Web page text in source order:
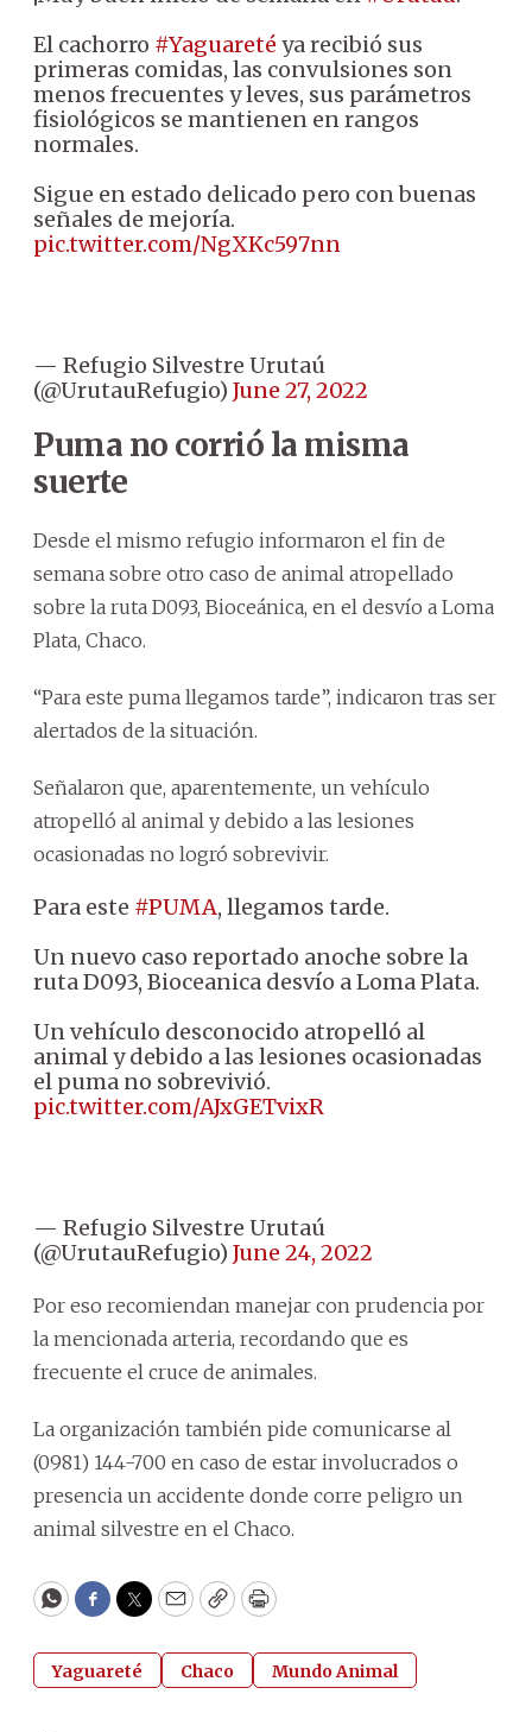
El cachorro #Yaguareté ya recibió sus
primeras comidas, las convulsiones son
menos frecuentes y leves, sus parámetros
fisiológicos se mantienen en rangos
normales.
Sigue en estado delicado pero con buenas
señales de mejoría.
pic.twitter.com/NgXKc597nn
— Refugio Silvestre Urutaú
(@UrutauRefugio) June 27, 2022
Puma no corrió la misma
suerte
Desde el mismo refugio informaron el fin de
semana sobre otro caso de animal atropellado
sobre la ruta D093, Bioceánica, en el desvío a Loma
Plata, Chaco.
“Para este puma llegamos tarde”, indicaron tras ser
alertados de la situación.
Señalaron que, aparentemente, un vehículo
atropelló al animal y debido a las lesiones
ocasionadas no logró sobrevivir.
Para este #PUMA, llegamos tarde.
Un nuevo caso reportado anoche sobre la
ruta D093, Bioceanica desvío a Loma Plata.
Un vehículo desconocido atropelló al
animal y debido a las lesiones ocasionadas
el puma no sobrevivió.
pic.twitter.com/AJxGETvixR
— Refugio Silvestre Urutaú
(@UrutauRefugio) June 24, 2022
Por eso recomiendan manejar con prudencia por
la mencionada arteria, recordando que es
frecuente el cruce de animales.
La organización también pide comunicarse al
(0981) 144-700 en caso de estar involucrados o
presencia un accidente donde corre peligro un
animal silvestre en el Chaco.
WhatsApp
Facebook
Twitter
EmailCopyPrint
Yaguareté Chaco Mundo Animal